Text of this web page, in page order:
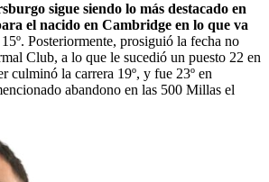
sigue siendo lo más destacado en
el nacido en Cambridge en lo que va
Posteriormente, prosiguió la fecha no
Club, a lo que le sucedió un puesto 22 en
culminó la carrera 19º, y fue 23º en
abandono en las 500 Millas el